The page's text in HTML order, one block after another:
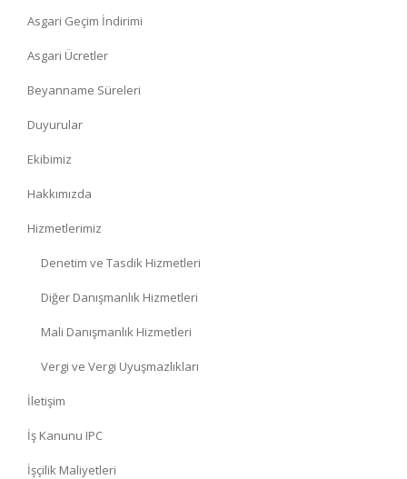
Asgari Geçim İndirimi
Asgari Ücretler
Beyanname Süreleri
Duyurular
Ekibimiz
Hakkımızda
Hizmetlerimiz
Denetim ve Tasdik Hizmetleri
Diğer Danışmanlık Hizmetleri
Mali Danışmanlık Hizmetleri
Vergi ve Vergi Uyuşmazlıkları
İletişim
İş Kanunu IPC
İşçilik Maliyetleri